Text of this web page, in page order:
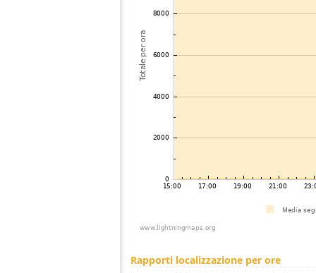
Rapporti localizzazione per ore